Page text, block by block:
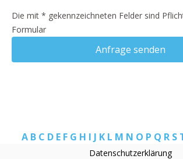
Die mit * gekennzeichneten Felder sind
Formular
Anfrage senden
A B C D E F G H I J K L M N O P Q R S
Datenschutzerklärung